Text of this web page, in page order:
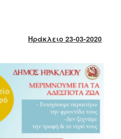
Ηράκλειο 23-03-2020